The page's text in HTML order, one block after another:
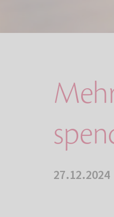
27.12.2024